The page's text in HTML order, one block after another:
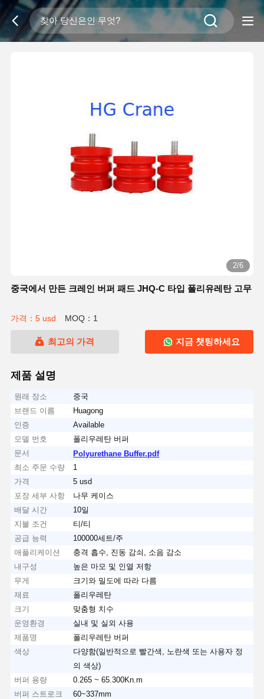
2/6
중국에서 만든 크레인 버퍼 패드 JHQ-C 타입 폴리유레탄 고무
가격：5 usd MOQ：1
최고의 가격 지금 챗팅하세요
제품 설명
원래 장소
중국
브랜드 이름
Huagong
인증
Available
모델 번호
폴리우레탄 버퍼
문서
Polyurethane Buffer.pdf
최소 주문 수량
1
가격
5 usd
포장 세부 사항
나무 케이스
배달 시간
10일
지불 조건
티/티
공급 능력
100000세트/주
애플리케이션
충격 흡수, 진동 감쇠, 소음 감소
내구성
높은 마모 및 인열 저항
무게
크기와 밀도에 따라 다름
재료
폴리우레탄
크기
맞춤형 치수
운영환경
실내 및 실외 사용
제품명
폴리우레탄 버퍼
색상
다양함(일반적으로 빨간색, 노란색 또는 사용자 정
의 색상)
버퍼 용량
0.265 ~ 65.300Kn.m
버퍼 스트로크
60~337mm